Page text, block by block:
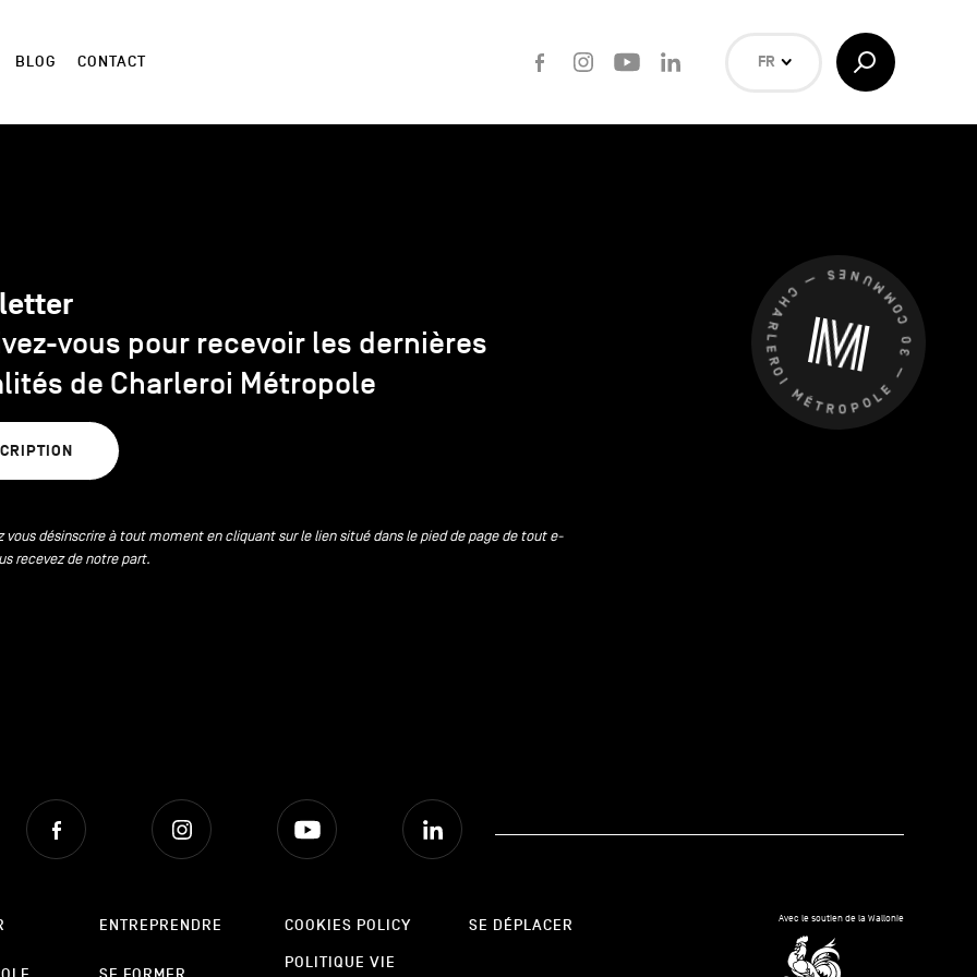
BLOG CONTACT
FacebookInstagramYoutube
FR
EN
Afficher/Masquer
la
Recherche
CHARLEROI MÉTROPOLE — 30 COMMUNES —
vous pour recevoir les dernières
de Charleroi Métropole
vous désinscrire à tout moment en cliquant sur le lien situé dans le pied de page de tout e-
recevez de notre part.
Facebook Instagram
ENTREPRENDRE
COOKIES POLICY
POLITIQUE VIE
SE DÉPLACER Avec le soutien de la Wallonie